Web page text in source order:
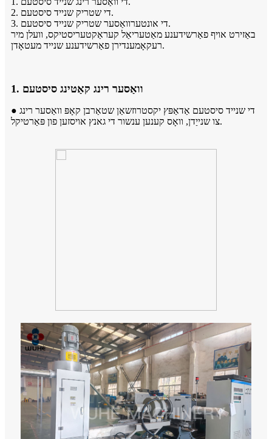
2. די שטריק שנייד סיסטעם.
3. די אונטערוואַסער שטריק שנייד סיסטעם.
באַזירט אויף פאַרשידענע מאַטעריאַל קעראַקטעריסטיקס, וועלן מיר
רעקאָמענדירן פאַרשידענע שנייד מעטאָדן.
1. וואַסער רינג קאַטינג סיסטעם
● די שנייד סיסטעם אַדאַפּץ יקסטרוזשאַן שטאַרבן קאָפּ וואַסער רינג
צו שנייַדן, וואָס קענען ענשור די גאנץ אויסזען פון פּאַרטיקל.